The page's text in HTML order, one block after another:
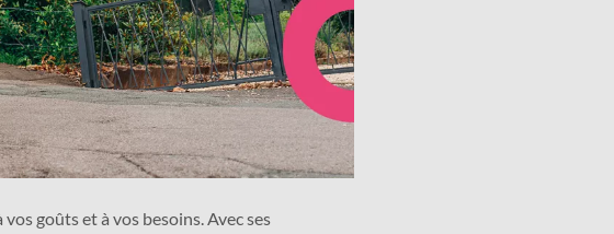
goûts et à vos besoins. Avec ses